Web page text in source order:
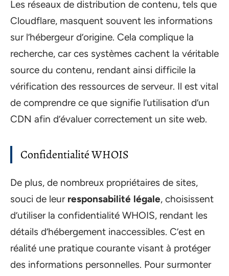
Les réseaux de distribution de contenu, tels que
Cloudflare, masquent souvent les informations
sur l’hébergeur d’origine. Cela complique la
recherche, car ces systèmes cachent la véritable
source du contenu, rendant ainsi difficile la
vérification des ressources de serveur. Il est vital
de comprendre ce que signifie l’utilisation d’un
CDN afin d’évaluer correctement un site web.
Confidentialité WHOIS
De plus, de nombreux propriétaires de sites,
souci de leur responsabilité légale, choisissent
d’utiliser la confidentialité WHOIS, rendant les
détails d’hébergement inaccessibles. C’est en
réalité une pratique courante visant à protéger
des informations personnelles. Pour surmonter